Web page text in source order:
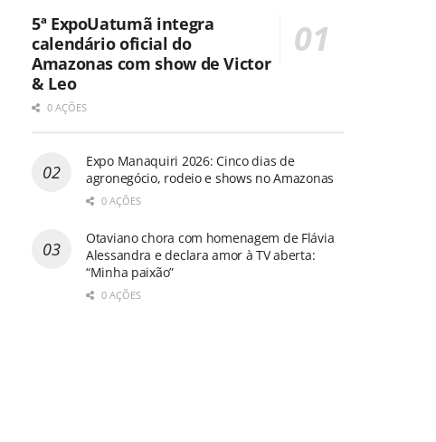
5ª ExpoUatumã integra
calendário oficial do
Amazonas com show de Victor
& Leo
0 AÇÕES
Expo Manaquiri 2026: Cinco dias de
agronegócio, rodeio e shows no Amazonas
0 AÇÕES
Otaviano chora com homenagem de Flávia
Alessandra e declara amor à TV aberta:
“Minha paixão”
0 AÇÕES